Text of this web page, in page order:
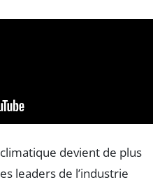
devient de plus
leaders de l’industrie